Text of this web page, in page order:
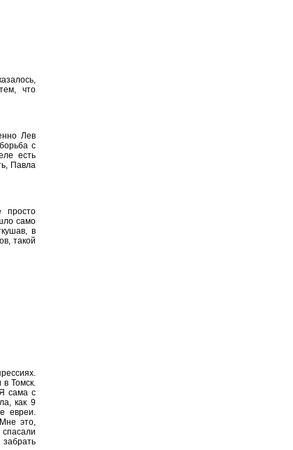
что
Лев
с
есть
Павла
просто
само
в
такой
Томск.
сама с
как 9
евреи.
это,